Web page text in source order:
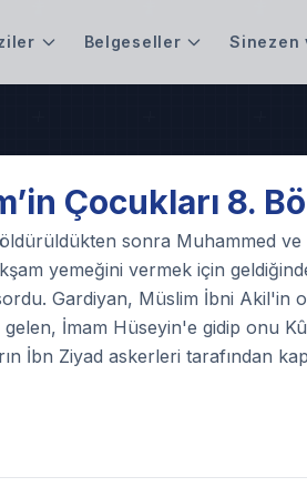
Belgeseller Sinezen
Çocukları 8.
sonra Muhammed ve
yemeğini vermek için
Gardiyan, Müslim İbni Akil'in
gelen, İmam Hüseyin'e gidip onu
İbn Ziyad askerleri tarafından